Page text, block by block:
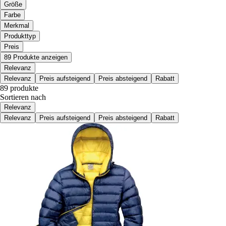
Größe
Farbe
Merkmal
Produkttyp
Preis
89 Produkte anzeigen
Relevanz
Relevanz
Preis aufsteigend Preis absteigend Rabatt
89 produkte
Sortieren nach
Relevanz
Relevanz
Preis aufsteigend Preis absteigend Rabatt